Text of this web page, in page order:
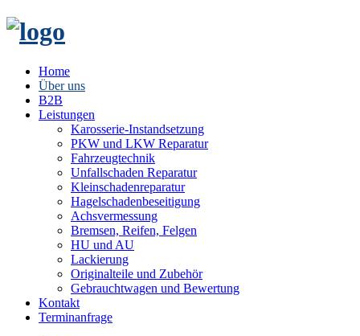
Home
Über uns
B2B
Leistungen
Karosserie-Instandsetzung
PKW und LKW Reparatur
Fahrzeugtechnik
Unfallschaden Reparatur
Kleinschadenreparatur
Hagelschadenbeseitigung
Achsvermessung
Bremsen, Reifen, Felgen
HU und AU
Lackierung
Originalteile und Zubehör
Gebrauchtwagen und Bewertung
Kontakt
Terminanfrage